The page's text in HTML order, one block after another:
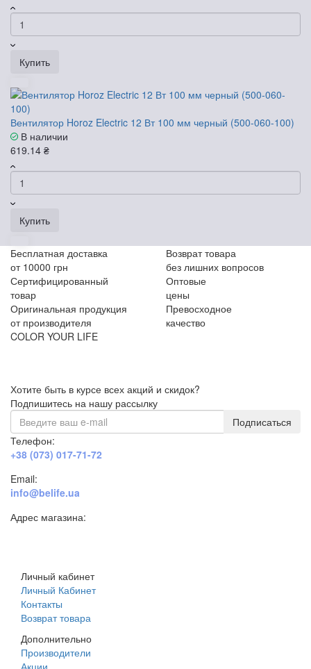
Купить
Вентилятор Horoz Electric 12 Вт 100 мм черный (500-060-100)
В наличии
619.14 ₴
Купить
Бесплатная доставка
от 10000 грн
Возврат товара
без лишних вопросов
Сертифицированный
товар
Оптовые
цены
Оригинальная продукция
от производителя
Превосходное
качество
COLOR YOUR LIFE
Хотите быть в курсе всех акций и скидок?
Подпишитесь на нашу рассылку
Подписаться
Телефон:
+38 (073) 017-71-72
Email:
info@belife.ua
Адрес магазина:
Личный кабинет
Личный Кабинет
Контакты
Возврат товара
Дополнительно
Производители